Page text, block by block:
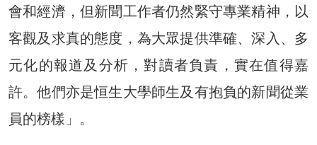
會和經濟，但新聞工作者仍然緊守專業精神，以
客觀及求真的態度，為大眾提供準確、深入、多
元化的報道及分析，對讀者負責，實在值得嘉
許。他們亦是恒生大學師生及有抱負的新聞從業
員的榜樣」。